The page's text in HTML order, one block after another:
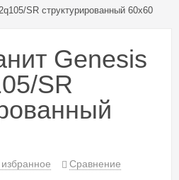
SR структурированный 60x60
Genesis
SR
Сравнение